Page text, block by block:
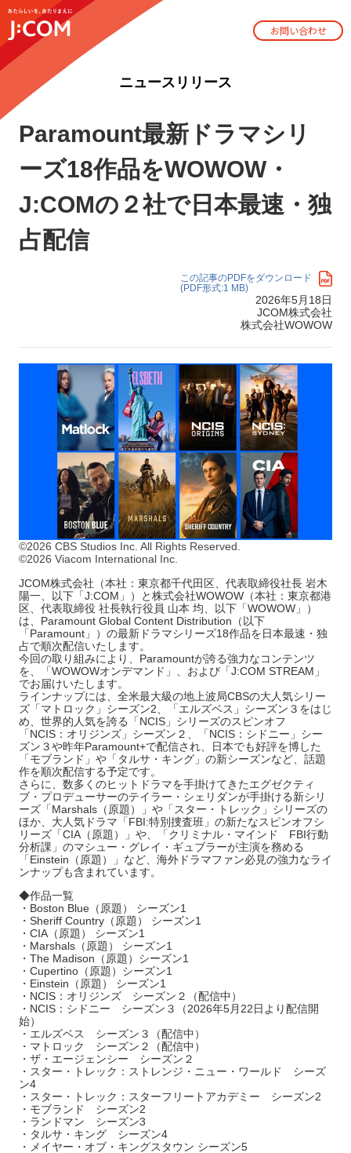
お問い合わせ
ニュースリリース
Paramount最新ドラマシリ
ーズ18作品をWOWOW・
J:COMの２社で日本最速・独
占配信
この記事のPDFをダウンロード
(PDF形式:1 MB)
2026年5月18日
JCOM株式会社
株式会社WOWOW
©2026 CBS Studios Inc. All Rights Reserved.
©2026 Viacom International Inc.
JCOM株式会社（本社：東京都千代田区、代表取締役社長 岩木
陽一、以下「J:COM」）と株式会社WOWOW（本社：東京都港
区、代表取締役 社長執行役員 山本 均、以下「WOWOW」）
は、Paramount Global Content Distribution（以下
「Paramount」）の最新ドラマシリーズ18作品を日本最速・独
占で順次配信いたします。
今回の取り組みにより、Paramountが誇る強力なコンテンツ
を、「WOWOWオンデマンド」、および「J:COM STREAM」
でお届けいたします。
ラインナップには、全米最大級の地上波局CBSの大人気シリー
ズ「マトロック」シーズン2、「エルズベス」シーズン３をはじ
め、世界的人気を誇る「NCIS」シリーズのスピンオフ
「NCIS：オリジンズ」シーズン２、「NCIS：シドニー」シー
ズン３や昨年Paramount+で配信され、日本でも好評を博した
「モブランド」や「タルサ・キング」の新シーズンなど、話題
作を順次配信する予定です。
さらに、数多くのヒットドラマを手掛けてきたエグゼクティ
ブ・プロデューサーのテイラー・シェリダンが手掛ける新シリ
ーズ「Marshals（原題）」や「スター・トレック」シリーズの
ほか、大人気ドラマ「FBI:特別捜査班」の新たなスピンオフシ
リーズ「CIA（原題）」や、「クリミナル・マインド FBI行動
分析課」のマシュー・グレイ・ギュブラーが主演を務める
「Einstein（原題）」など、海外ドラマファン必見の強力なライ
ンナップも含まれています。
◆作品一覧
・Boston Blue（原題） シーズン1
・Sheriff Country（原題） シーズン1
・CIA（原題） シーズン1
・Marshals（原題） シーズン1
・The Madison（原題）シーズン1
・Cupertino（原題）シーズン1
・Einstein（原題） シーズン1
・NCIS：オリジンズ シーズン２（配信中）
・NCIS：シドニー シーズン３（2026年5月22日より配信開
始）
・エルズベス シーズン３（配信中）
・マトロック シーズン２（配信中）
・ザ・エージェンシー シーズン２
・スター・トレック：ストレンジ・ニュー・ワールド シーズ
ン4
・スター・トレック：スターフリートアカデミー シーズン2
・モブランド シーズン2
・ランドマン シーズン3
・タルサ・キング シーズン4
・メイヤー・オブ・キングスタウン シーズン5